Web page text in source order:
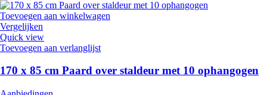
Toevoegen aan winkelwagen
Vergelijken
Quick view
Toevoegen aan verlanglijst
170 x 85 cm Paard over staldeur met 10 ophangogen